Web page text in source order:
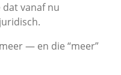
vanaf nu
— en die “meer”